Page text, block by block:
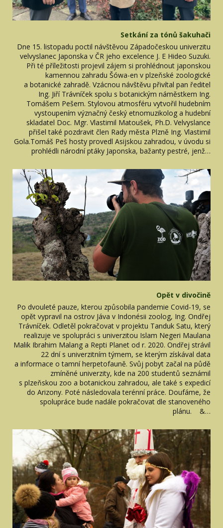
Setkání za tónů šakuhači
Dne 15. listopadu poctil návštěvou Západočeskou univerzitu
velvyslanec Japonska v ČR jeho excelence J. E Hideo Suzuki.
Při té příležitosti projevil zájem si prohlédnout japonskou
kamennou zahradu Šówa-en v plzeňské zoologické
a botanické zahradě. Vzácnou návštěvu přivítal pan ředitel
Ing. Jiří Trávníček spolu s botanickým náměstkem Ing.
Tomášem Pešem. Stylovou atmosféru vytvořil hudebním
vystoupením význačný český etnomuzikolog a hudební
skladatel Doc. Mgr. Vlastimil Matoušek, Ph.D. Velvyslance
přišel také pozdravit člen Rady města Plzně Ing. Vlastimil
Gola.Tomáš Peš hosty provedl Asijskou zahradou, v úvodu si
prohlédli národní ptáky Japonska, bažanty pestré, jenž…
Opět v divočině
Po dvouleté pauze, kterou způsobila pandemie Covid-19, se
opět vypravil na ostrov Jáva v Indonésii zoolog, Ing. Ondřej
Trávníček. Odletěl pokračovat v projektu Tanduk Satu, který
realizuje ve spolupráci s univerzitou Islam Negeri Maulana
Malik Ibrahim Malang a Repti Planet od r. 2020. Ondřej strávil
22 dní s univerzitním týmem, se kterým získával data
a informace o tamní herpetofauně. Svůj pobyt začal na půdě
zmíněné univerzity, kde na 200 studentů seznámil
s plzeňskou zoo a botanickou zahradou, ale také s expedicí
do Arizony. Poté následovala terénní práce. Doufáme, že
spolupráce bude nadále pokračovat dle stanoveného
plánu. &…